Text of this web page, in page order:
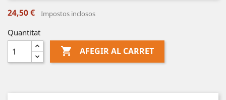
24,50 € Impostos inclosos
Quantitat
 AFEGIR AL CARRET